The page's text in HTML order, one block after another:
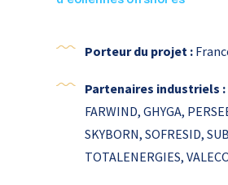
Porteur du projet :
Partenaires industriels :
FARWIND, GHYGA,
SKYBORN, SOFRESID,
TOTALENERGIES,